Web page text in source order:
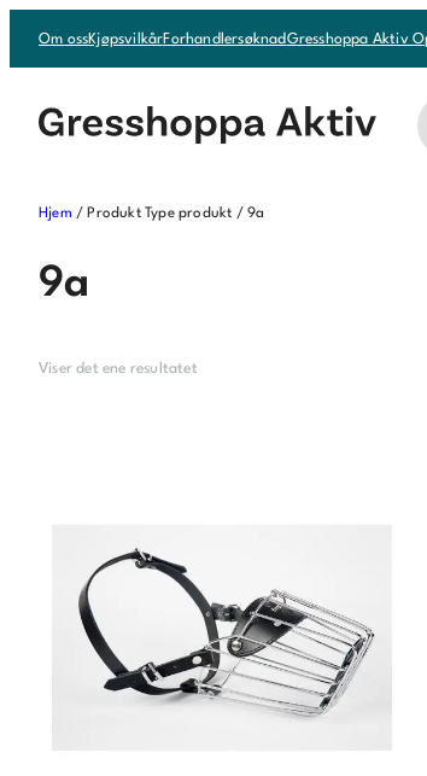
Om ossKjøpsvilkårForhandlersøknadGresshoppa Aktiv
Hjem / Produkt Type produkt / 9a
9a
Viser det ene resultatet